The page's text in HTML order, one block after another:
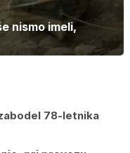
nismo imeli,
78-letnika